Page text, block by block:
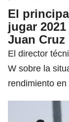
El
jugar
Juan Cruz
El director
W sobre la
rendimiento